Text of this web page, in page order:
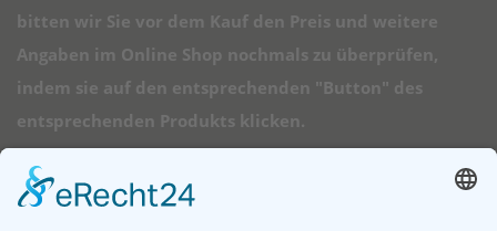
bitten wir Sie vor dem Kauf den Preis und weitere
Angaben im Online Shop nochmals zu überprüfen,
indem sie auf den entsprechenden "Button" des
entsprechenden Produkts klicken.
➠ Direktlinks
Longboard Anfänger